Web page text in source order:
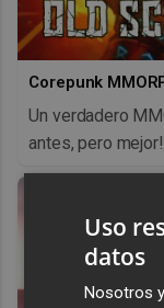
Corepunk
Un verdadero
antes, pero mejor!
Uso
datos
Nosotros